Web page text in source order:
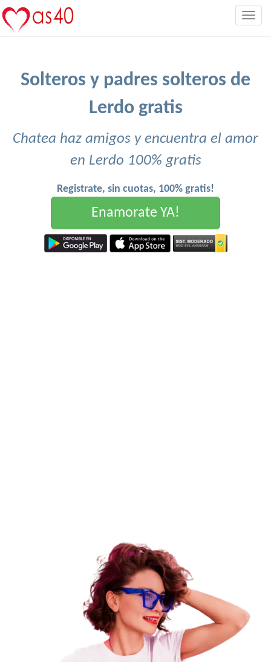
Solteros y padres solteros de
Lerdo gratis
Chatea haz amigos y encuentra el amor
en Lerdo 100% gratis
Registrate, sin cuotas, 100% gratis!
Enamorate YA!